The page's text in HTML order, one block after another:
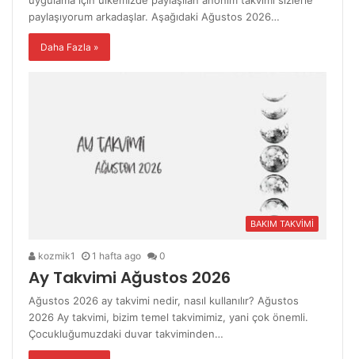
paylaşıyorum arkadaşlar. Aşağıdaki Ağustos 2026…
Daha Fazla »
BAKIM TAKVİMİ
kozmik1 1 hafta ago 0
Ay Takvimi Ağustos 2026
Ağustos 2026 ay takvimi nedir, nasıl kullanılır? Ağustos
2026 Ay takvimi, bizim temel takvimimiz, yani çok önemli.
Çocukluğumuzdaki duvar takviminden…